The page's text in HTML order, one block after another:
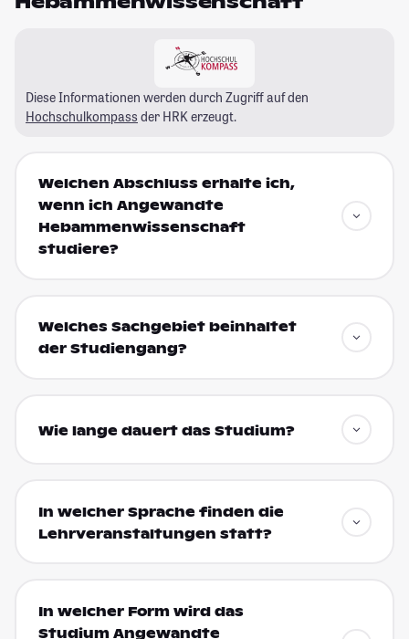
Diese Informationen werden durch Zugriff auf den
Hochschulkompass der HRK erzeugt.
Welchen Abschluss erhalte ich,
wenn ich Angewandte
Hebammenwissenschaft
studiere?
Welches Sachgebiet beinhaltet
der Studiengang?
Wie lange dauert das Studium?
In welcher Sprache finden die
Lehrveranstaltungen statt?
In welcher Form wird das
Studium Angewandte